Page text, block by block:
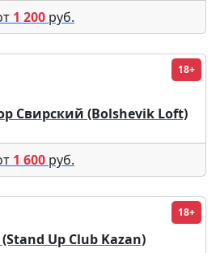
1 200 руб.
18+
Свирский (Bolshevik Loft)
1 600 руб.
18+
Up Club Kazan)